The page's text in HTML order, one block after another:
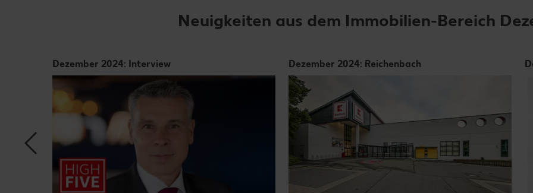
Neuigkeiten aus dem Immobilien-Bereich
Dezember 2024: Interview Dezember 2024: Reichenbach